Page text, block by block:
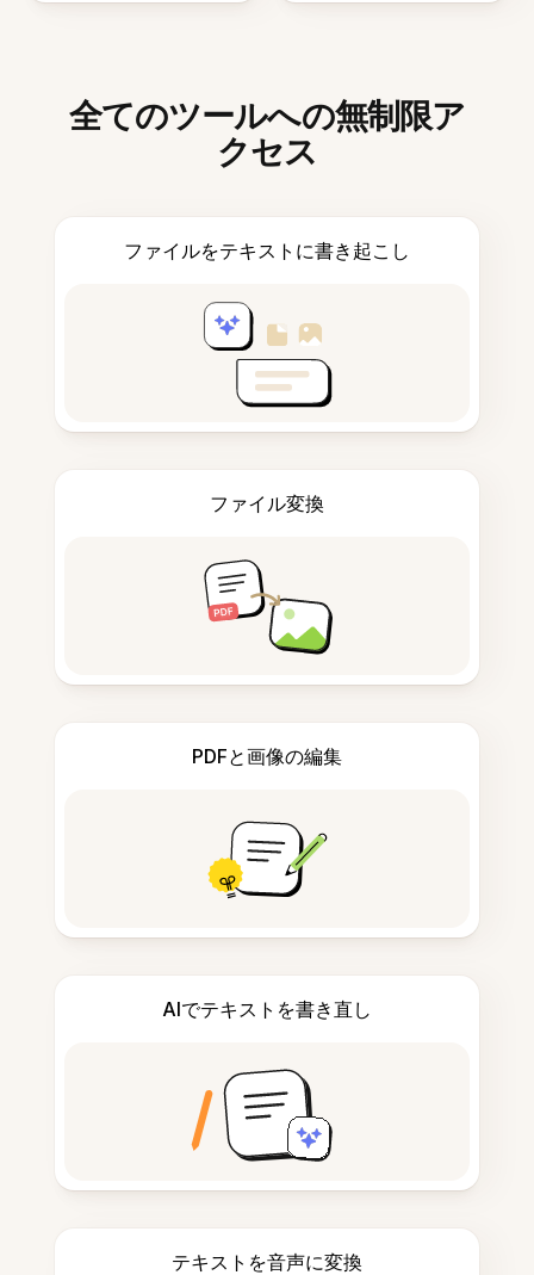
全てのツールへの無制限ア
クセス
ファイルをテキストに書き起こし
ファイル変換
PDFと画像の編集
AIでテキストを書き直し
テキストを音声に変換